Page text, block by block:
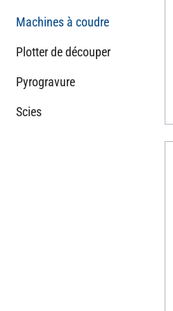
Machines à coudre
Plotter de découper
Pyrogravure
Scies